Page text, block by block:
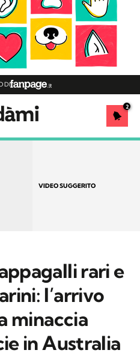
DI
2
VIDEO SUGGERITO
rari e
l’arrivo
minaccia
in Australia